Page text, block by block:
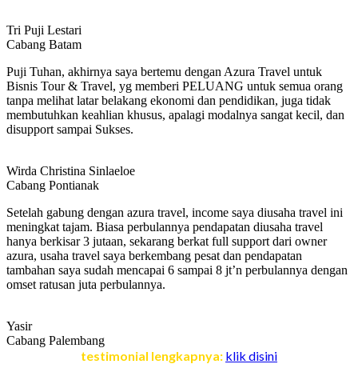
Tri Puji Lestari
Cabang Batam
Puji Tuhan, akhirnya saya bertemu dengan Azura Travel untuk
Bisnis Tour & Travel, yg memberi PELUANG untuk semua orang
tanpa melihat latar belakang ekonomi dan pendidikan, juga tidak
membutuhkan keahlian khusus, apalagi modalnya sangat kecil, dan
disupport sampai Sukses.
Wirda Christina Sinlaeloe
Cabang Pontianak
Setelah gabung dengan azura travel, income saya diusaha travel ini
meningkat tajam. Biasa perbulannya pendapatan diusaha travel
hanya berkisar 3 jutaan, sekarang berkat full support dari owner
azura, usaha travel saya berkembang pesat dan pendapatan
tambahan saya sudah mencapai 6 sampai 8 jt’n perbulannya dengan
omset ratusan juta perbulannya.
Yasir
Cabang Palembang
testimonial lengkapnya: klik disini